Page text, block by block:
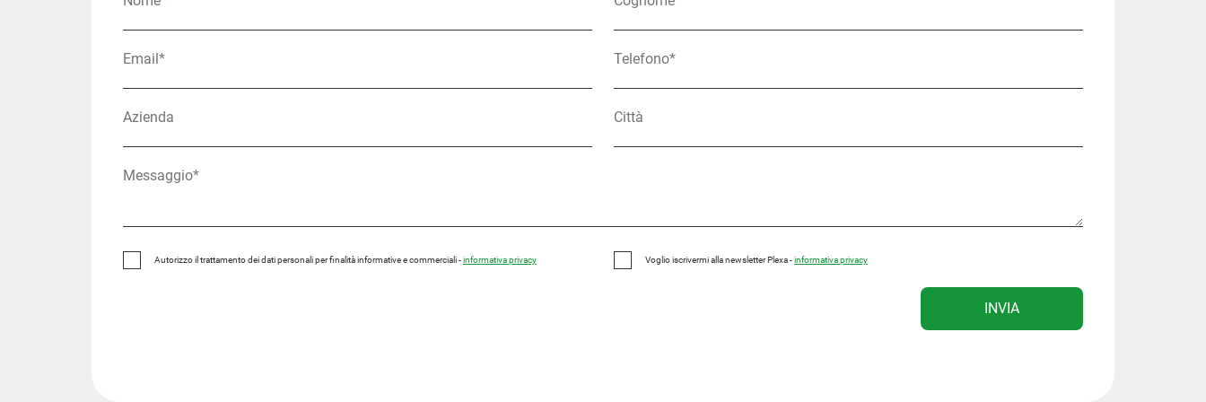
Autorizzo il trattamento dei dati personali per finalità informative e commerciali -informativa privacy Voglio iscrivermi alla newsletter Plexa -informativa privacy
INVIA